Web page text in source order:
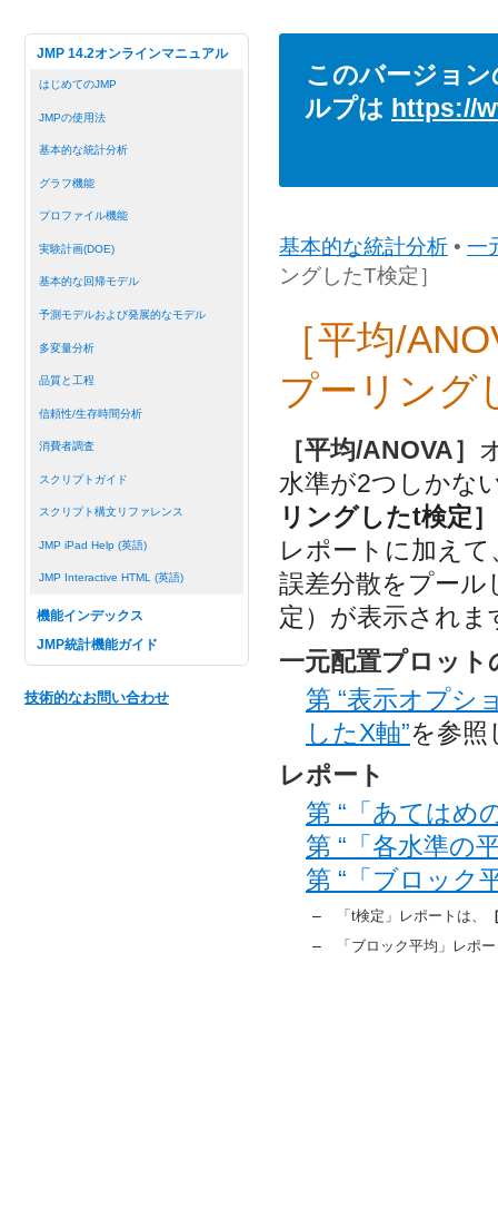
JMP 14.2オンラインマニュアル
はじめてのJMP
JMPの使用法
基本的な統計分析
グラフ機能
プロファイル機能
実験計画(DOE)
基本的な回帰モデル
予測モデルおよび発展的なモデル
多変量分析
品質と工程
信頼性/生存時間分析
消費者調査
スクリプトガイド
スクリプト構文リファレンス
JMP iPad Help (英語)
JMP Interactive HTML (英語)
機能インデックス
JMP統計機能ガイド
技術的なお問い合わせ
このバージョ
ルプは https://
基本的な統計分析 • 一
ングしたT検定］
［平均/
プーリング
［平均/ANOVA］
水準が2つしかな
リングしたt検定］
レポートに加え
誤差分散をプール
定）が表示されま
一元配置プロッ
第 “表示オプシ
したX軸”を参照
レポート
第 “「あてはめ
第 “「各水準の
第 “「ブロック
– 「t検定」レポートは、
– 「ブロック平均」レポ